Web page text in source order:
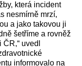
která incident
nesmírně mrzí,
a jako takovou ji
šetříme a rovněž
uvedl
informovalo na